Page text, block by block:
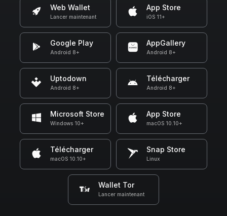
Web Wallet
Lancer maintenant
App Store
iOS 11+
Google Play
Android 8+
AppGallery
Android 8+
Uptodown
Android 8+
Télécharger
Android 8+
Microsoft Store
Windows 10+
App Store
macOS 10.10+
Télécharger
macOS 10.10+
Snap Store
Linux
Wallet Tor
Lancer maintenant